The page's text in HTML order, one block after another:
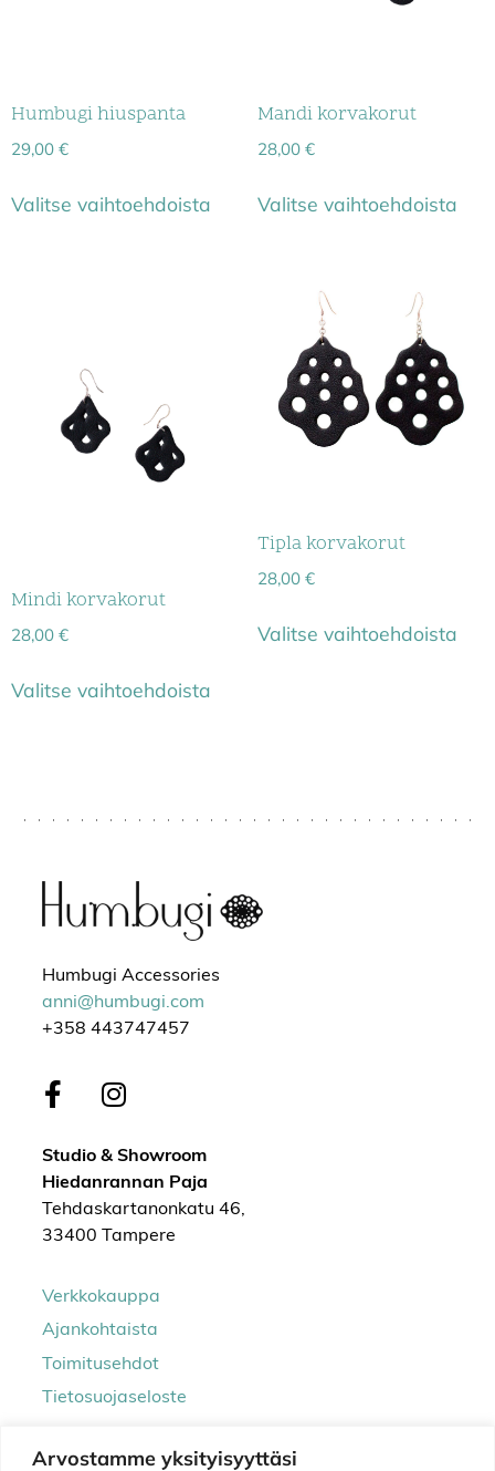
Arvostamme yksityisyyttäsi
Humbugi hiuspanta
29,00 €
Valitse vaihtoehdoista
Mandi korvakorut
28,00 €
Valitse vaihtoehdoista
Mindi korvakorut
28,00 €
Valitse vaihtoehdoista
Tipla korvakorut
28,00 €
Valitse vaihtoehdoista
Humbugi Accessories
anni@humbugi.com
+358 443747457
Studio & Showroom
Hiedanrannan Paja
Tehdaskartanonkatu 46,
33400 Tampere
Verkkokauppa
Ajankohtaista
Toimitusehdot
Tietosuojaseloste